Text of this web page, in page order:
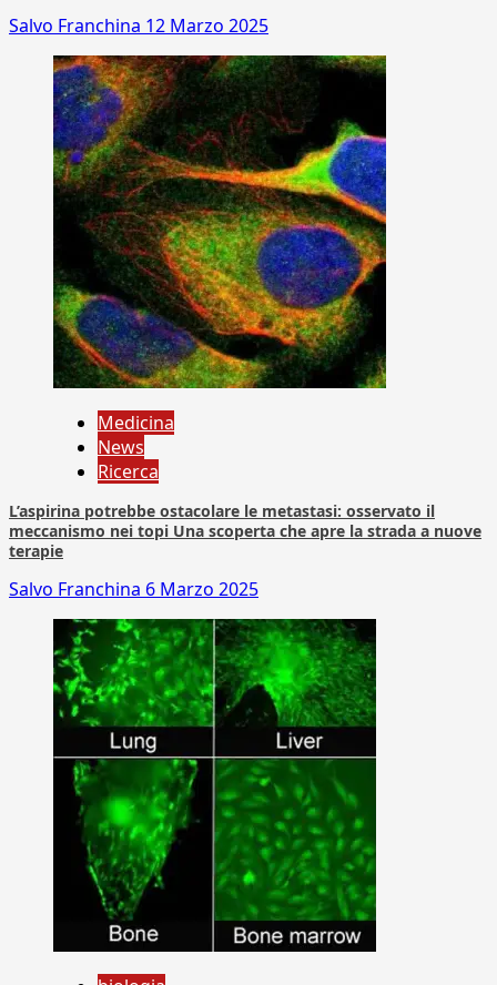
Salvo Franchina 12 Marzo 2025
Medicina
News
Ricerca
L’aspirina potrebbe ostacolare le metastasi: osservato il
meccanismo nei topi Una scoperta che apre la strada a nuove
terapie
Salvo Franchina 6 Marzo 2025